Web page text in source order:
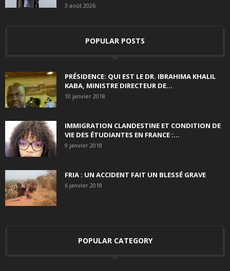
3 août 2026
POPULAR POSTS
PRÉSIDENCE: QUI EST LE DR. IBRAHIMA KHALIL
KABA, MINISTRE DIRECTEUR DE...
10 janvier 2018
IMMIGRATION CLANDESTINE ET CONDITION DE
VIE DES ÉTUDIANTES EN FRANCE :...
9 janvier 2018
FRIA : UN ACCIDENT FAIT UN BLESSÉ GRAVE
6 janvier 2018
POPULAR CATEGORY